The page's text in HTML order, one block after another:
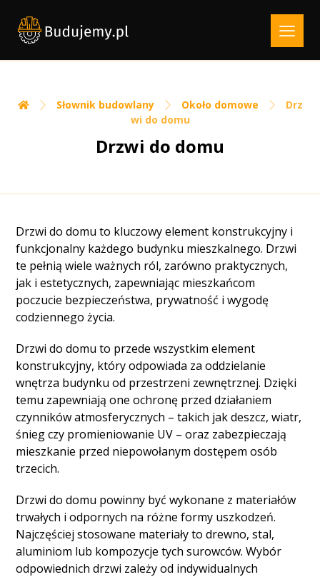
Słownik budowlany Około domowe
Drz
wi do domu
Drzwi do domu
Drzwi do domu to kluczowy element konstrukcyjny i
funkcjonalny każdego budynku mieszkalnego. Drzwi
te pełnią wiele ważnych ról, zarówno praktycznych,
jak i estetycznych, zapewniając mieszkańcom
poczucie bezpieczeństwa, prywatność i wygodę
codziennego życia.
Drzwi do domu to przede wszystkim element
konstrukcyjny, który odpowiada za oddzielanie
wnętrza budynku od przestrzeni zewnętrznej. Dzięki
temu zapewniają one ochronę przed działaniem
czynników atmosferycznych – takich jak deszcz, wiatr,
śnieg czy promieniowanie UV – oraz zabezpieczają
mieszkanie przed niepowołanym dostępem osób
trzecich.
Drzwi do domu powinny być wykonane z materiałów
trwałych i odpornych na różne formy uszkodzeń.
Najczęściej stosowane materiały to drewno, stal,
aluminiom lub kompozycje tych surowców. Wybór
odpowiednich drzwi zależy od indywidualnych